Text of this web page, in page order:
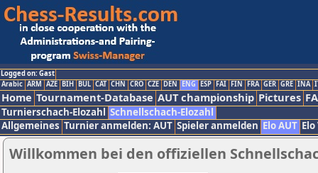
Logged on: Gast
Arabic ARM AZE BIH BUL CAT CHN CRO CZE DEN ENG ESP FAI FIN FRA GER GRE INA
Home Tournament-Database AUT championship Pictures
Turnierschach-Elozahl Schnellschach-Elozahl
Allgemeines Turnier anmelden: AUT Spieler anmelden Elo AUT
Willkommen bei den offiziellen